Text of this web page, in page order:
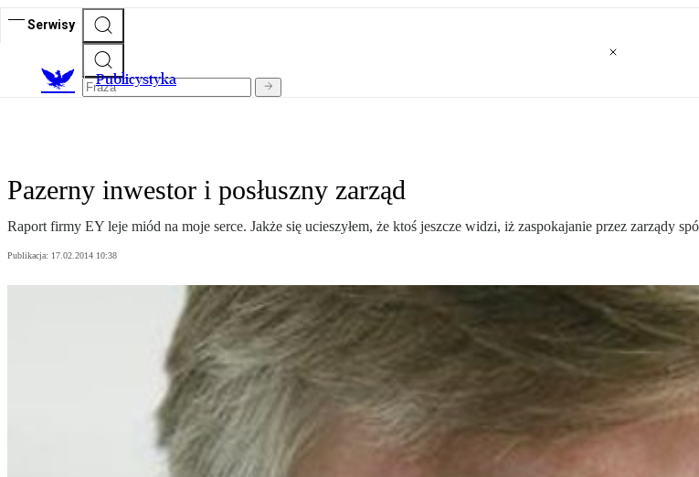
Serwisy
Publicystyka
Pazerny inwestor i posłuszny zarząd
Raport firmy EY leje miód na moje serce. Jakże się ucieszyłem, że ktoś jeszcze widzi, iż zaspokajanie przez zarządy
Publikacja: 17.02.2014 10:38